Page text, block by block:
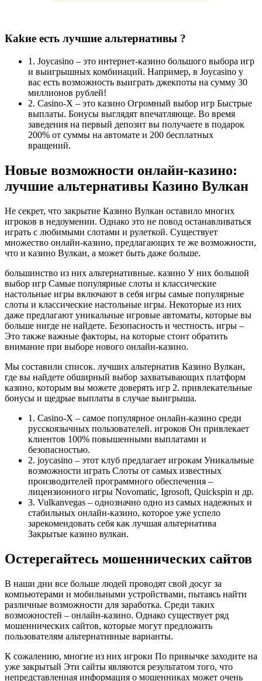
Кakие есть лучшие альтернативы ?
1. Joycasino – это интернет-казино большого выбора игр
и выигрышных комбинаций. Например, в Joycasino у
вас есть возможность выиграть джекпоты на сумму 30
миллионов рублей!
2. Casino-X – это казино Огромный выбор игр Быстрые
выплаты. Бонусы выглядят впечатляюще. Во время
заведения на первый депозит вы получаете в подарок
200% от суммы на автомате и 200 бесплатных
вращений.
Новые возможности онлайн-казино:
лучшие альтернативы Казино Вулкан
Не секрет, что закрытие Казино Вулкан оставило многих
игроков в недоумении. Однако это не повод останавливаться
играть с любимыми слотами и рулеткой. Существует
множество онлайн-казино, предлагающих те же возможности,
что и казино Вулкан, а может быть даже больше.
большинство из них альтернативные. казино У них большой
выбор игр Самые популярные слоты и классические
настольные игры включают в себя игры самые популярные
слоты и классические настольные игры. Некоторые из них
даже предлагают уникальные игровые автоматы, которые вы
больше нигде не найдете. Безопасность и честность. игры –
Это также важные факторы, на которые стоит обратить
внимание при выборе нового онлайн-казино.
Мы составили список. лучших альтернатив Казино Вулкан,
где вы найдете обширный выбор захватывающих платформ
казино, которым вы можете доверять игр 2. привлекательные
бонусы и щедрые выплаты в случае выигрыша.
1. Casino-X – самое популярное онлайн-казино среди
русскоязычных пользователей. игроков Он привлекает
клиентов 100% повышенными выплатами и
безопасностью.
2. joycasino – этот клуб предлагает игрокам Уникальные
возможности играть Слоты от самых известных
производителей программного обеспечения –
лицензионного игры Novomatic, Igrosoft, Quickspin и др.
3. Vulkanvegas – однозначно одно из самых надежных и
стабильных онлайн-казино, которое уже успело
зарекомендовать себя как лучшая альтернатива
Закрытые казино вулкан.
Остерегайтесь мошеннических сайтов
В наши дни все больше людей проводят свой досуг за
компьютерами и мобильными устройствами, пытаясь найти
различные возможности для заработка. Среди таких
возможностей – онлайн-казино. Однако существует ряд
мошеннических сайтов, которые могут предложить
пользователям альтернативные варианты.
К сожалению, многие из них игроки По привычке заходите на
уже закрытый Эти сайты являются результатом того, что
непредставленная информация о мошенниках может очень